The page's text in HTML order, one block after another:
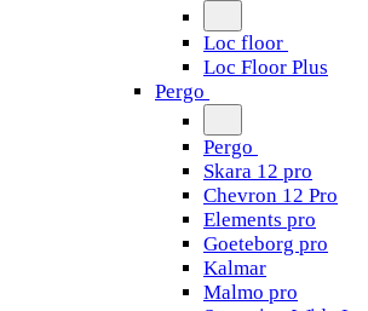
Loc floor
Loc Floor Plus
Pergo
Pergo
Skara 12 pro
Chevron 12 Pro
Elements pro
Goeteborg pro
Kalmar
Malmo pro